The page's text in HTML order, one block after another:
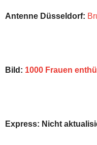
Antenne Düsseldorf:
Bild: 1000 Frauen
Express: Nicht